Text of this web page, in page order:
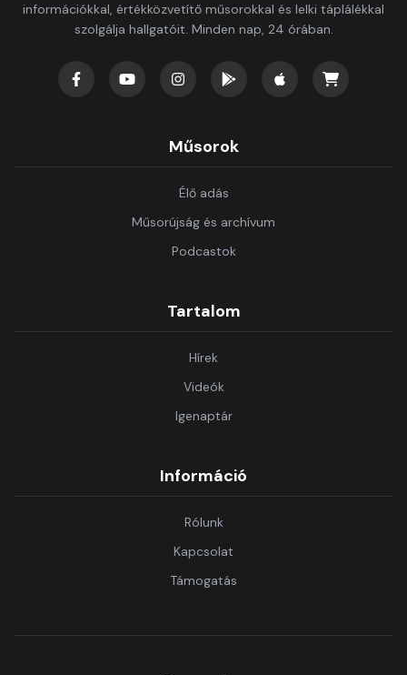
információkkal, értékközvetítő műsorokkal és lelki táplálékkal
szolgálja hallgatóit. Minden nap, 24 órában.
Műsorok
Élő adás
Műsorújság és archívum
Podcastok
Tartalom
Hírek
Videók
Igenaptár
Információ
Rólunk
Kapcsolat
Támogatás